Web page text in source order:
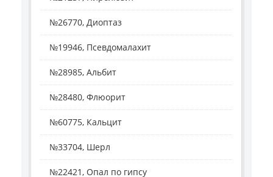
№26770, Диоптаз
№19946, Псевдомалахит
№28985, Альбит
№28480, Флюорит
№60775, Кальцит
№33704, Шерл
№22421, Опал по гипсу